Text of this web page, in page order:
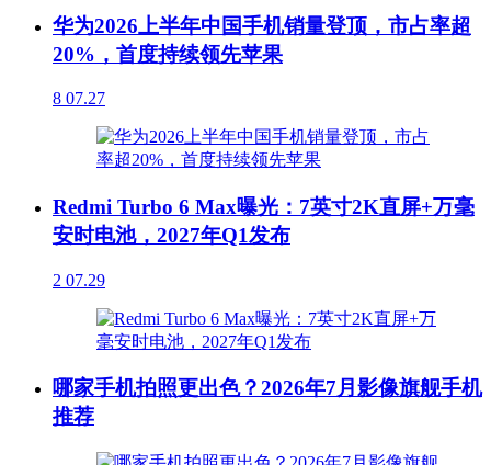
华为2026上半年中国手机销量登顶，市占率超
20%，首度持续领先苹果
8 07.27
Redmi Turbo 6 Max曝光：7英寸2K直屏+万毫
安时电池，2027年Q1发布
2 07.29
哪家手机拍照更出色？2026年7月影像旗舰手机
推荐